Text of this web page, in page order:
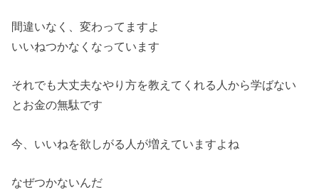
間違いなく、変わってますよ
いいねつかなくなっています
それでも大丈夫なやり方を教えてくれる人から学ばない
とお金の無駄です
今、いいねを欲しがる人が増えていますよね
なぜつかないんだ